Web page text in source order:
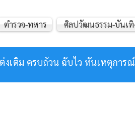
งเติม ครบถ้วน ฉับไว ทันเหตุการณ์
ตำรวจ-ทหาร ศิลปวัฒนธรรม-บันเทิ